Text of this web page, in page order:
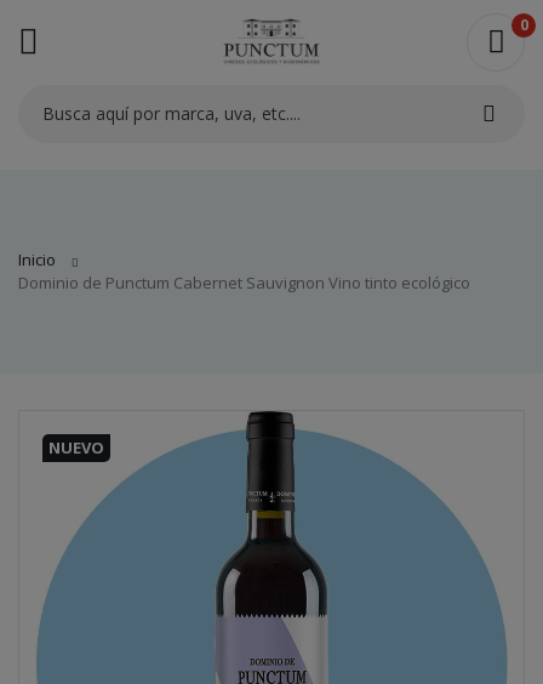
0
Inicio
Dominio de Punctum Cabernet Sauvignon Vino tinto ecológico
NUEVO